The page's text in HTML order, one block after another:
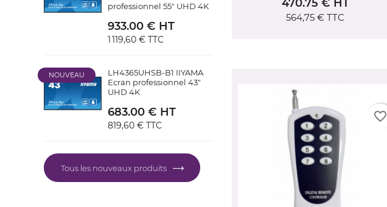
professionnel 55" UHD 4K
933.00 € HT
1 119,60 € TTC
NOUVEAU
LH4365UHSB-B1 IIYAMA
Ecran professionnel 43"
UHD 4K
683.00 € HT
819,60 € TTC
Tous les nouveaux produits
470.75 € HT
564,75 € TTC
favorite_border